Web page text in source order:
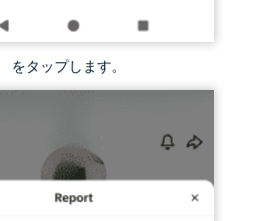
をタップします。